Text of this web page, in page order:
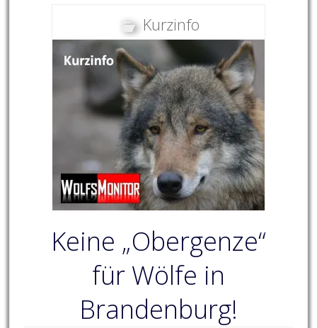
Kurzinfo
Keine „Obergenze“
für Wölfe in
Brandenburg!